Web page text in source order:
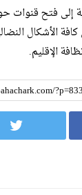
إلى فتح قنوات
الأشكال
الإقليم.